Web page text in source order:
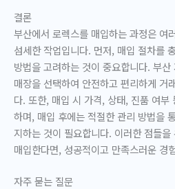
결론
부산에서 로렉스를 매입하는 과정은 여
섬세한 작업입니다. 먼저, 매입 절차를
방법을 고려하는 것이 중요합니다. 부
매장을 선택하여 안전하고 편리하게 거
다. 또한, 매입 시 가격, 상태, 진품 여부
하며, 매입 후에는 적절한 관리 방법을
지하는 것이 필요합니다. 이러한 점들
매입한다면, 성공적이고 만족스러운 경
자주 묻는 질문